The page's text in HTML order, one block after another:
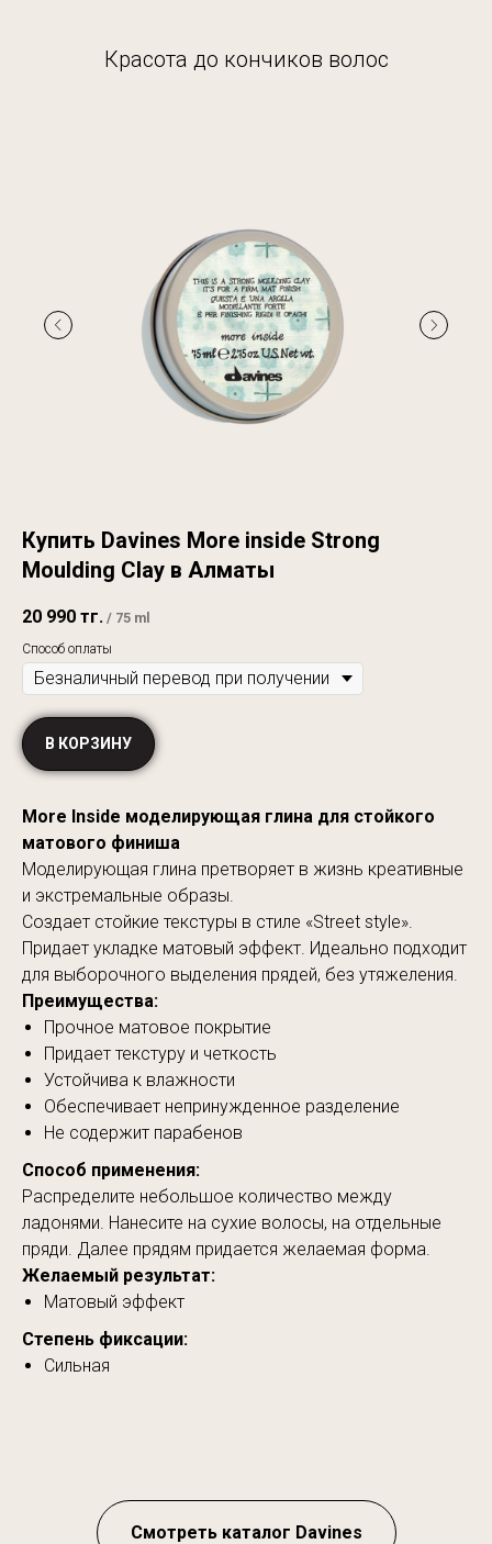
Красота до кончиков волос
Купить Davines More inside Strong
Moulding Clay в Алматы
20 990 тг. / 75 ml
Способ оплаты
В КОРЗИНУ
More Inside моделирующая глина для стойкого
матового финиша
Моделирующая глина претворяет в жизнь креативные
и экстремальные образы.
Создает стойкие текстуры в стиле «Street style».
Придает укладке матовый эффект. Идеально подходит
для выборочного выделения прядей, без утяжеления.
Преимущества:
Прочное матовое покрытие
Придает текстуру и четкость
Устойчива к влажности
Обеспечивает непринужденное разделение
Не содержит парабенов
Способ применения:
Распределите небольшое количество между
ладонями. Нанесите на сухие волосы, на отдельные
пряди. Далее прядям придается желаемая форма.
Желаемый результат:
Матовый эффект
Степень фиксации:
Сильная
Смотреть каталог Davines